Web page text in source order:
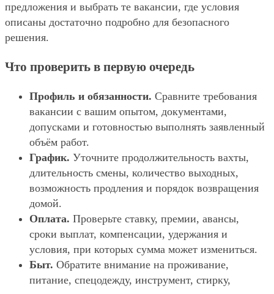
предложения и выбрать те вакансии, где условия
описаны достаточно подробно для безопасного
решения.
Что проверить в первую очередь
Профиль и обязанности. Сравните требования
вакансии с вашим опытом, документами,
допусками и готовностью выполнять заявленный
объём работ.
График. Уточните продолжительность вахты,
длительность смены, количество выходных,
возможность продления и порядок возвращения
домой.
Оплата. Проверьте ставку, премии, авансы,
сроки выплат, компенсации, удержания и
условия, при которых сумма может измениться.
Быт. Обратите внимание на проживание,
питание, спецодежду, инструмент, стирку,